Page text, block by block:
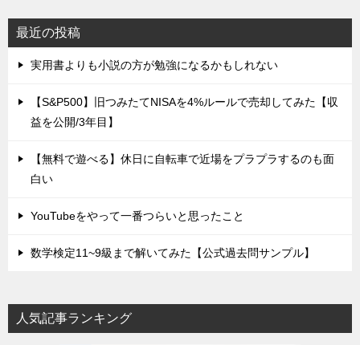
最近の投稿
実用書よりも小説の方が勉強になるかもしれない
【S&P500】旧つみたてNISAを4%ルールで売却してみた【収
益を公開/3年目】
【無料で遊べる】休日に自転車で近場をプラプラするのも面
白い
YouTubeをやって一番つらいと思ったこと
数学検定11~9級まで解いてみた【公式過去問サンプル】
人気記事ランキング